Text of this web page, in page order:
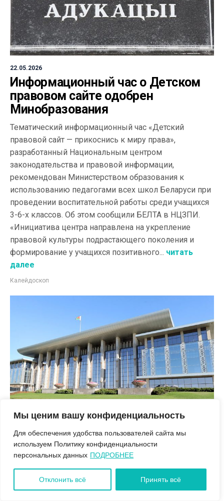
Мы ценим вашу конфиденциальность
Для обеспечения удобства пользователей сайта мы
используем Политику конфиденциальности
персональных данных ПОДРОБНЕЕ
Отклонить всё Принять всё
22.05.2026
Информационный час о Детском
правовом сайте одобрен
Минобразования
Тематический информационный час «Детский
правовой сайт — прикоснись к миру права»,
разработанный Национальным центром
законодательства и правовой информации,
рекомендован Министерством образования к
использованию педагогами всех школ Беларуси при
проведении воспитательной работы среди учащихся
3-6-х классов. Об этом сообщили БЕЛТА в НЦЗПИ.
«Инициатива центра направлена на укрепление
правовой культуры подрастающего поколения и
формирование у учащихся позитивного... читать
далее
Калейдоскоп
22.05.2026
Нагрудный знак Управления
делами Президента учрежден в
Беларуси